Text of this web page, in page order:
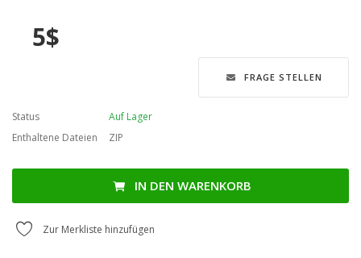
5$
FRAGE STELLEN
Status
Auf Lager
Enthaltene Dateien
ZIP
IN DEN WARENKORB
Zur Merkliste hinzufügen